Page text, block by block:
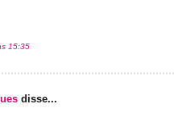
15:35
disse...